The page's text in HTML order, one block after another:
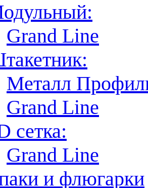
Grand Line
Металл
Grand Line
сетка:
Grand Line
и флюгарки